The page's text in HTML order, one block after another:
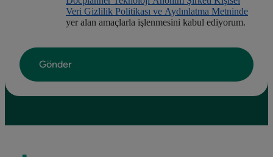
Veri Gizlilik Politikası ve Aydınlatma Metninde
yer alan amaçlarla işlenmesini kabul ediyorum.